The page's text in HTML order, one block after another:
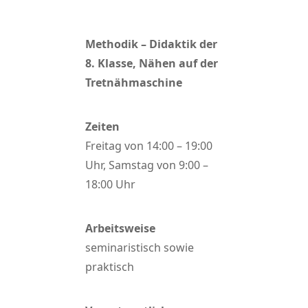
Methodik – Didaktik der
8. Klasse, Nähen auf der
Tretnähmaschine
Zeiten
Freitag von 14:00 – 19:00
Uhr, Samstag von 9:00 –
18:00 Uhr
Arbeitsweise
seminaristisch sowie
praktisch